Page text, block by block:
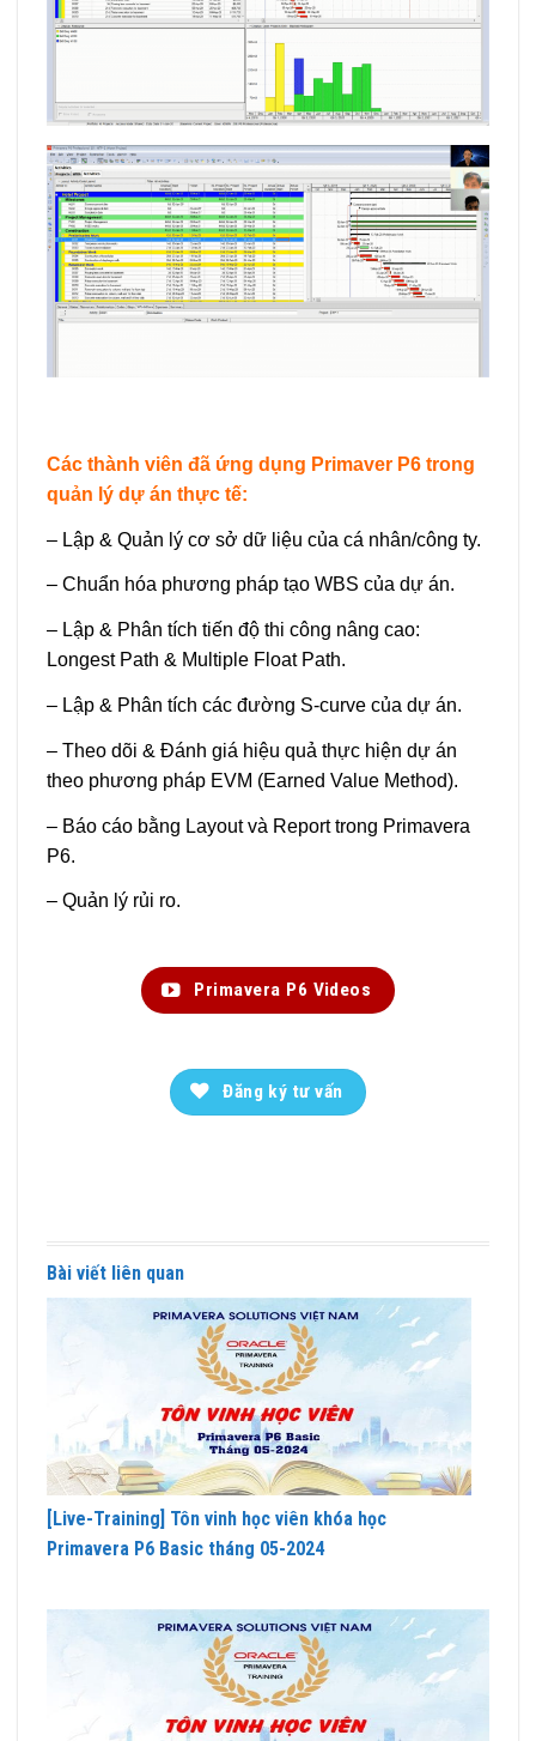
Các thành viên đã ứng dụng Primaver P6 trong
quản lý dự án thực tế:
– Lập & Quản lý cơ sở dữ liệu của cá nhân/công ty.
– Chuẩn hóa phương pháp tạo WBS của dự án.
– Lập & Phân tích tiến độ thi công nâng cao:
Longest Path & Multiple Float Path.
– Lập & Phân tích các đường S-curve của dự án.
– Theo dõi & Đánh giá hiệu quả thực hiện dự án
theo phương pháp EVM (Earned Value Method).
– Báo cáo bằng Layout và Report trong Primavera
P6.
– Quản lý rủi ro.
Primavera P6 Videos
Đăng ký tư vấn
Bài viết liên quan
[Live-Training] Tôn vinh học viên khóa học
Primavera P6 Basic tháng 05-2024